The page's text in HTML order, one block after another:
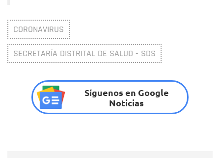
CORONAVIRUS
SECRETARÍA DISTRITAL DE SALUD - SDS
Síguenos en Google
Noticias